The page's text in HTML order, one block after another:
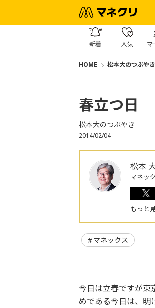
新着 人気 マ
HOME 松本大のつぶやき
春立つ日
松本大のつぶやき
2014/02/04
松本 大
マネッ
もっと
マネックス
今日は立春ですが東
めである今日は、明